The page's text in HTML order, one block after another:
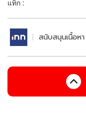
แท็ก :
สนับสนุนเนื้อหา